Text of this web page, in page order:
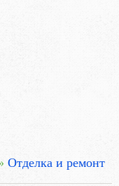
Отделка и ремонт